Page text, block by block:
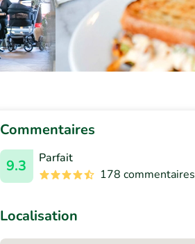
Commentaires
9.3
Parfait
178 commentaires
Localisation